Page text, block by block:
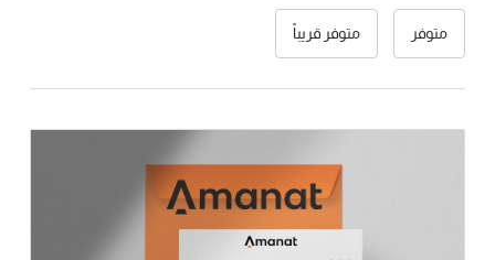
متوفر متوفر قريباً